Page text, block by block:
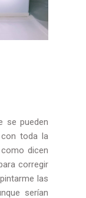
se pueden
toda la
dicen
corregir
las
serían